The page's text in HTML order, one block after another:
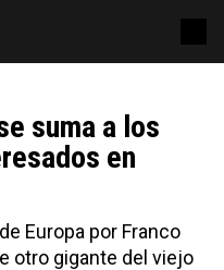
suma a los
en
Europa por Franco
otro gigante del viejo